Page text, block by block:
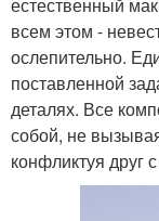
всем этом -
ослепительно.
поставленной
деталях. Все
собой, не
конфликтуя друг